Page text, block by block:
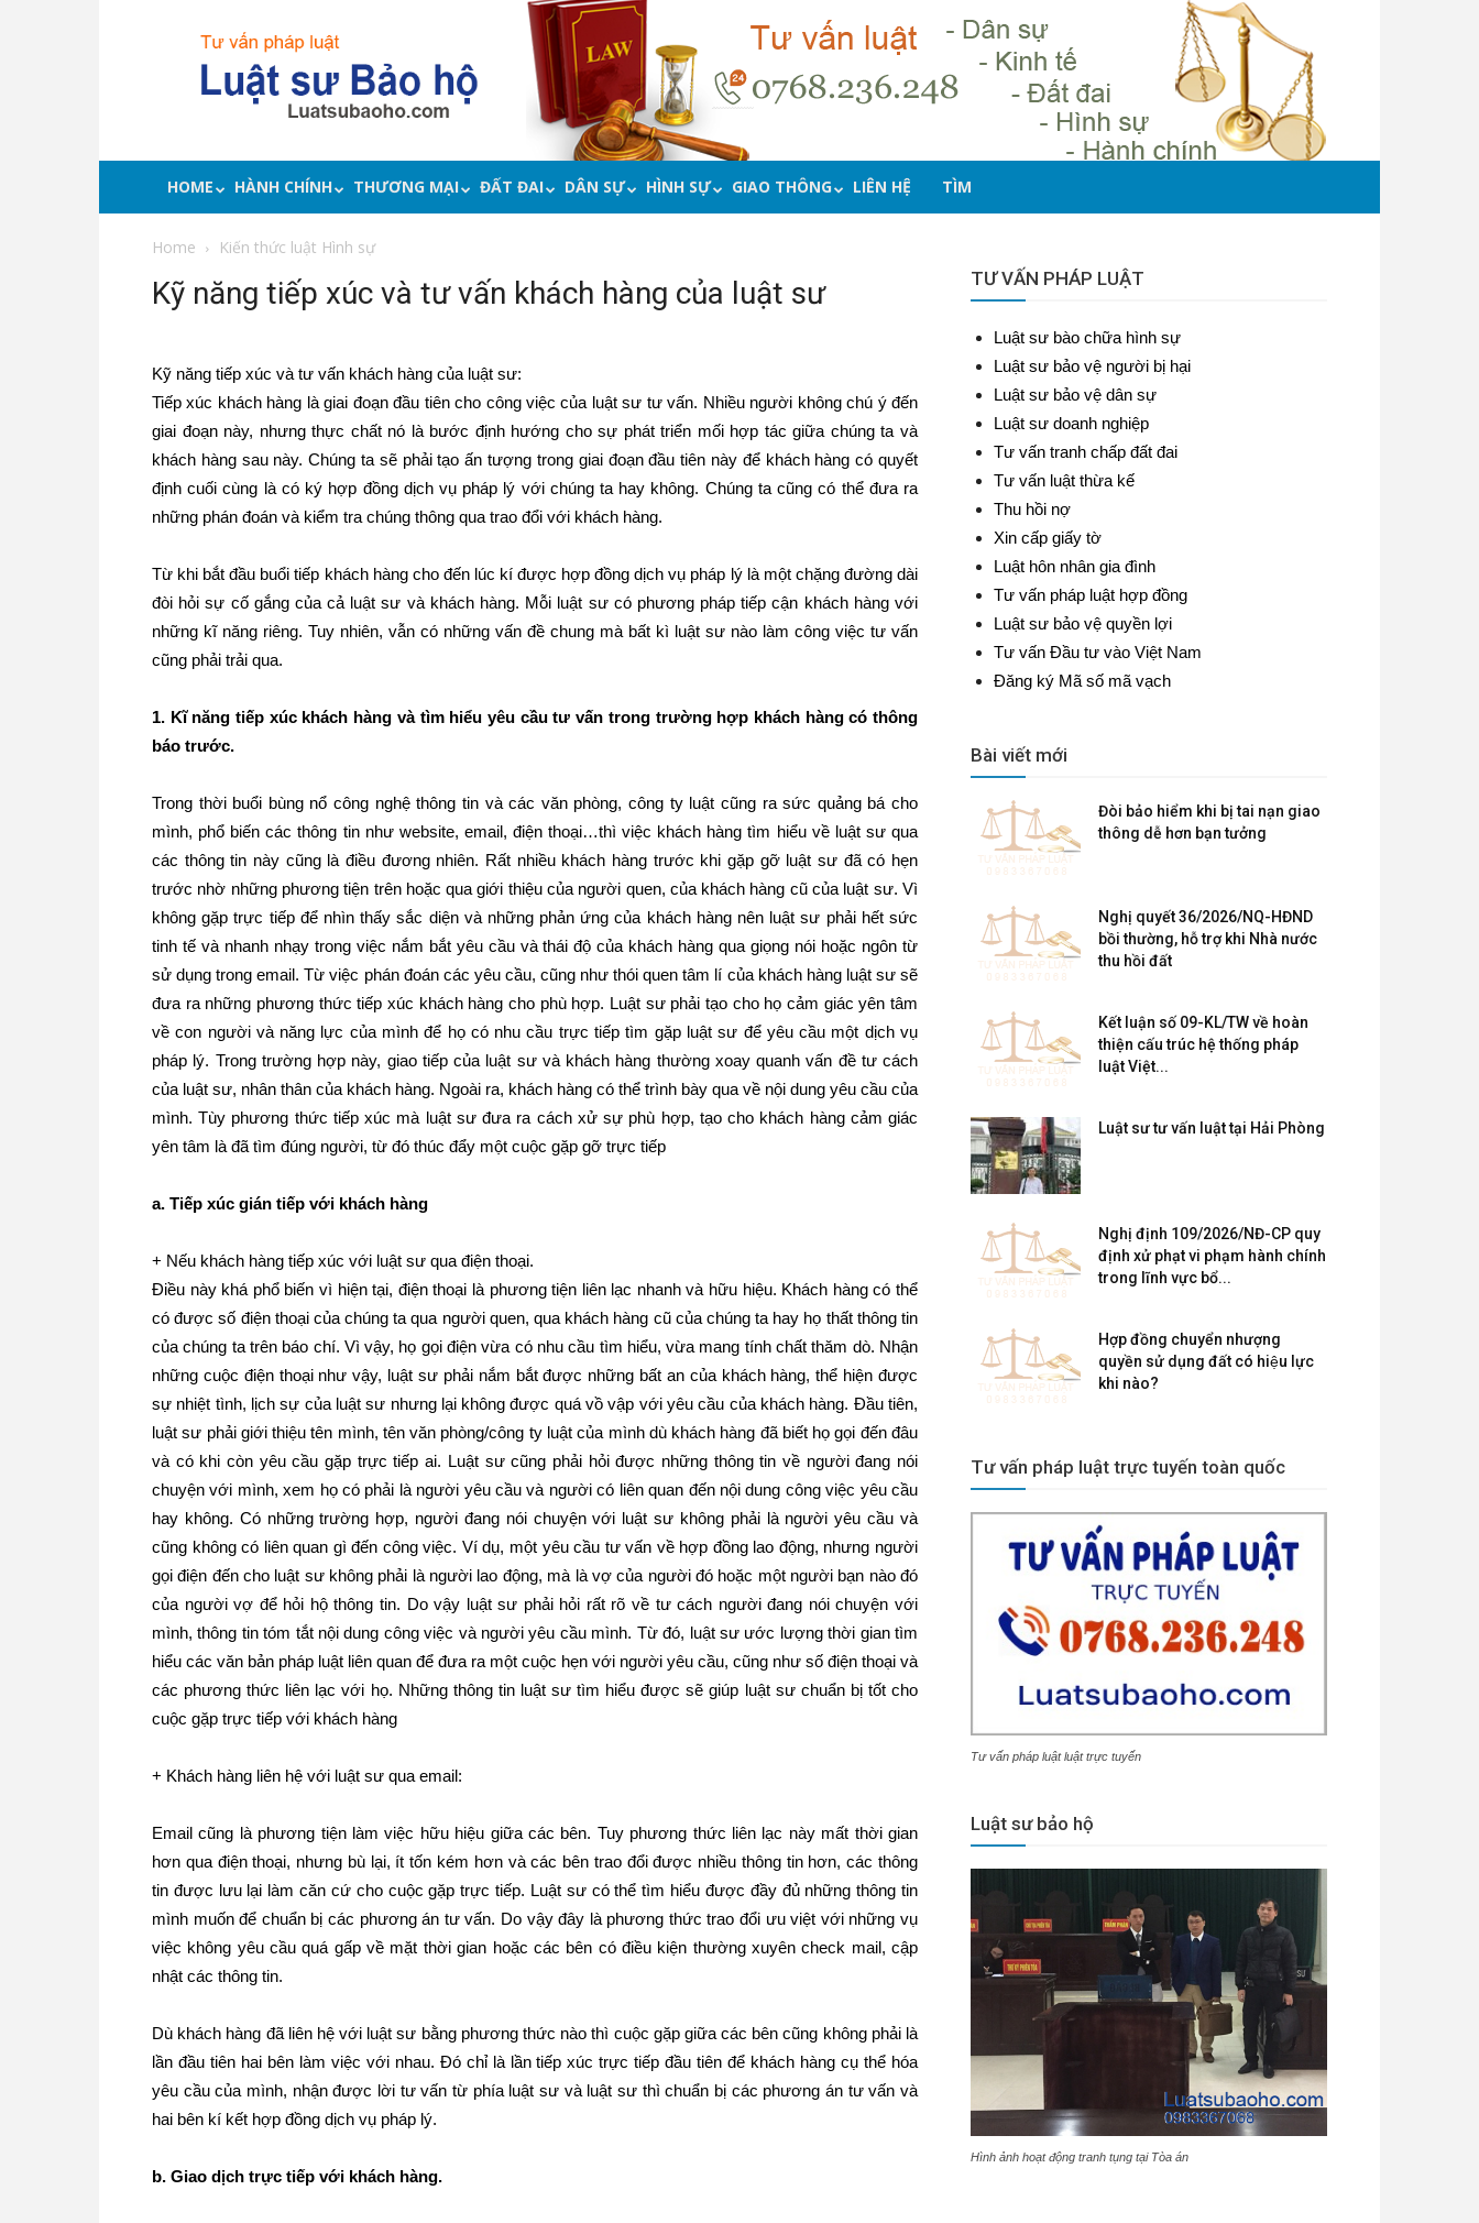
Luật
bảo
lợi,
tư
luật
HOME HÀNH CHÍNH THƯƠNG MẠI ĐẤT ĐAI DÂN SỰ HÌNH SỰ GIAO THÔNG LIÊN HỆ TÌM
Home Kiến thức luật Hình sự
Kỹ năng tiếp xúc và tư vấn khách hàng của luật sư
Kỹ năng tiếp xúc và tư vấn khách hàng của luật sư:
Tiếp xúc khách hàng là giai đoạn đầu tiên cho công việc của luật sư tư vấn. Nhiều người không chú ý đến
giai đoạn này, nhưng thực chất nó là bước định hướng cho sự phát triển mối hợp tác giữa chúng ta và
khách hàng sau này. Chúng ta sẽ phải tạo ấn tượng trong giai đoạn đầu tiên này để khách hàng có quyết
định cuối cùng là có ký hợp đồng dịch vụ pháp lý với chúng ta hay không. Chúng ta cũng có thể đưa ra
những phán đoán và kiểm tra chúng thông qua trao đổi với khách hàng.
Từ khi bắt đầu buổi tiếp khách hàng cho đến lúc kí được hợp đồng dịch vụ pháp lý là một chặng đường dài
đòi hỏi sự cố gắng của cả luật sư và khách hàng. Mỗi luật sư có phương pháp tiếp cận khách hàng với
những kĩ năng riêng. Tuy nhiên, vẫn có những vấn đề chung mà bất kì luật sư nào làm công việc tư vấn
cũng phải trải qua.
1. Kĩ năng tiếp xúc khách hàng và tìm hiểu yêu cầu tư vấn trong trường hợp khách hàng có thông
báo trước.
Trong thời buổi bùng nổ công nghệ thông tin và các văn phòng, công ty luật cũng ra sức quảng bá cho
mình, phổ biến các thông tin như website, email, điện thoại…thì việc khách hàng tìm hiểu về luật sư qua
các thông tin này cũng là điều đương nhiên. Rất nhiều khách hàng trước khi gặp gỡ luật sư đã có hẹn
trước nhờ những phương tiện trên hoặc qua giới thiệu của người quen, của khách hàng cũ của luật sư. Vì
không gặp trực tiếp để nhìn thấy sắc diện và những phản ứng của khách hàng nên luật sư phải hết sức
tinh tế và nhanh nhạy trong việc nắm bắt yêu cầu và thái độ của khách hàng qua giọng nói hoặc ngôn từ
sử dụng trong email. Từ việc phán đoán các yêu cầu, cũng như thói quen tâm lí của khách hàng luật sư sẽ
đưa ra những phương thức tiếp xúc khách hàng cho phù hợp. Luật sư phải tạo cho họ cảm giác yên tâm
về con người và năng lực của mình để họ có nhu cầu trực tiếp tìm gặp luật sư để yêu cầu một dịch vụ
pháp lý. Trong trường hợp này, giao tiếp của luật sư và khách hàng thường xoay quanh vấn đề tư cách
của luật sư, nhân thân của khách hàng. Ngoài ra, khách hàng có thể trình bày qua về nội dung yêu cầu của
mình. Tùy phương thức tiếp xúc mà luật sư đưa ra cách xử sự phù hợp, tạo cho khách hàng cảm giác
yên tâm là đã tìm đúng người, từ đó thúc đẩy một cuộc gặp gỡ trực tiếp
a. Tiếp xúc gián tiếp với khách hàng
+ Nếu khách hàng tiếp xúc với luật sư qua điện thoại.
Điều này khá phổ biến vì hiện tại, điện thoại là phương tiện liên lạc nhanh và hữu hiệu. Khách hàng có thể
có được số điện thoại của chúng ta qua người quen, qua khách hàng cũ của chúng ta hay họ thất thông tin
của chúng ta trên báo chí. Vì vậy, họ gọi điện vừa có nhu cầu tìm hiểu, vừa mang tính chất thăm dò. Nhận
những cuộc điện thoại như vậy, luật sư phải nắm bắt được những bất an của khách hàng, thể hiện được
sự nhiệt tình, lịch sự của luật sư nhưng lại không được quá vồ vập với yêu cầu của khách hàng. Đầu tiên,
luật sư phải giới thiệu tên mình, tên văn phòng/công ty luật của mình dù khách hàng đã biết họ gọi đến đâu
và có khi còn yêu cầu gặp trực tiếp ai. Luật sư cũng phải hỏi được những thông tin về người đang nói
chuyện với mình, xem họ có phải là người yêu cầu và người có liên quan đến nội dung công việc yêu cầu
hay không. Có những trường hợp, người đang nói chuyện với luật sư không phải là người yêu cầu và
cũng không có liên quan gì đến công việc. Ví dụ, một yêu cầu tư vấn về hợp đồng lao động, nhưng người
gọi điện đến cho luật sư không phải là người lao động, mà là vợ của người đó hoặc một người bạn nào đó
của người vợ để hỏi hộ thông tin. Do vậy luật sư phải hỏi rất rõ về tư cách người đang nói chuyện với
mình, thông tin tóm tắt nội dung công việc và người yêu cầu mình. Từ đó, luật sư ước lượng thời gian tìm
hiểu các văn bản pháp luật liên quan để đưa ra một cuộc hẹn với người yêu cầu, cũng như số điện thoại và
các phương thức liên lạc với họ. Những thông tin luật sư tìm hiểu được sẽ giúp luật sư chuẩn bị tốt cho
cuộc gặp trực tiếp với khách hàng
+ Khách hàng liên hệ với luật sư qua email:
Email cũng là phương tiện làm việc hữu hiệu giữa các bên. Tuy phương thức liên lạc này mất thời gian
hơn qua điện thoại, nhưng bù lại, ít tốn kém hơn và các bên trao đổi được nhiều thông tin hơn, các thông
tin được lưu lại làm căn cứ cho cuộc gặp trực tiếp. Luật sư có thể tìm hiểu được đầy đủ những thông tin
mình muốn để chuẩn bị các phương án tư vấn. Do vậy đây là phương thức trao đổi ưu việt với những vụ
việc không yêu cầu quá gấp về mặt thời gian hoặc các bên có điều kiện thường xuyên check mail, cập
nhật các thông tin.
Dù khách hàng đã liên hệ với luật sư bằng phương thức nào thì cuộc gặp giữa các bên cũng không phải là
lần đầu tiên hai bên làm việc với nhau. Đó chỉ là lần tiếp xúc trực tiếp đầu tiên để khách hàng cụ thể hóa
yêu cầu của mình, nhận được lời tư vấn từ phía luật sư và luật sư thì chuẩn bị các phương án tư vấn và
hai bên kí kết hợp đồng dịch vụ pháp lý.
b. Giao dịch trực tiếp với khách hàng.
TƯ VẤN PHÁP LUẬT
Luật sư bào chữa hình sự
Luật sư bảo vệ người bị hại
Luật sư bảo vệ dân sự
Luật sư doanh nghiệp
Tư vấn tranh chấp đất đai
Tư vấn luật thừa kế
Thu hồi nợ
Xin cấp giấy tờ
Luật hôn nhân gia đình
Tư vấn pháp luật hợp đồng
Luật sư bảo vệ quyền lợi
Tư vấn Đầu tư vào Việt Nam
Đăng ký Mã số mã vạch
Bài viết mới
Đòi bảo hiểm khi bị tai nạn giao
thông dễ hơn bạn tưởng
Nghị quyết 36/2026/NQ-HĐND
bồi thường, hỗ trợ khi Nhà nước
thu hồi đất
Kết luận số 09-KL/TW về hoàn
thiện cấu trúc hệ thống pháp
luật Việt...
Luật sư tư vấn luật tại Hải Phòng
Nghị định 109/2026/NĐ-CP quy
định xử phạt vi phạm hành chính
trong lĩnh vực bổ...
Hợp đồng chuyển nhượng
quyền sử dụng đất có hiệu lực
khi nào?
Tư vấn pháp luật trực tuyến toàn quốc
Tư vấn pháp luật luật trực tuyến
Luật sư bảo hộ
Hình ảnh hoạt động tranh tụng tại Tòa án